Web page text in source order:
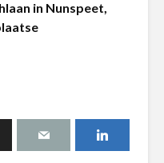
in Nunspeet,